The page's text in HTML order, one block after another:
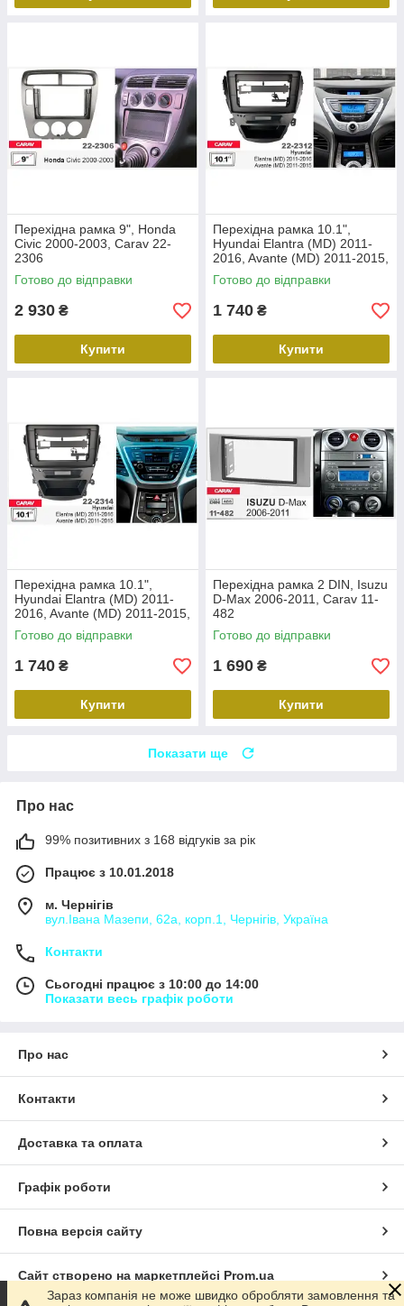
Перехідна рамка 9", Honda
Civic 2000-2003, Carav 22-
2306
Готово до відправки
2 930 ₴
Купити
Перехідна рамка 10.1",
Hyundai Elantra (MD) 2011-
2016, Avante (MD) 2011-2015,
Carav 22-2312
Готово до відправки
1 740 ₴
Купити
Перехідна рамка 10.1",
Hyundai Elantra (MD) 2011-
2016, Avante (MD) 2011-2015,
Carav 22-2314
Готово до відправки
1 740 ₴
Купити
Перехідна рамка 2 DIN, Isuzu
D-Max 2006-2011, Carav 11-
482
Готово до відправки
1 690 ₴
Купити
Показати ще
Про нас
99% позитивних з 168 відгуків за рік
Працює з 10.01.2018
м. Чернігів
вул.Івана Мазепи, 62а, корп.1, Чернігів, Україна
Контакти
Сьогодні працює з 10:00 до 14:00
Показати весь графік роботи
Про нас
Контакти
Доставка та оплата
Графік роботи
Повна версія сайту
Сайт створено на маркетплейсі Prom.ua
Зараз компанія не може швидко обробляти замовлення та